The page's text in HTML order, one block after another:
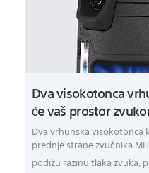
Dva visokotonca
će vaš prostor
Dva vrhunska
prednje strane zvučnika
podižu razinu tlaka zvuka,